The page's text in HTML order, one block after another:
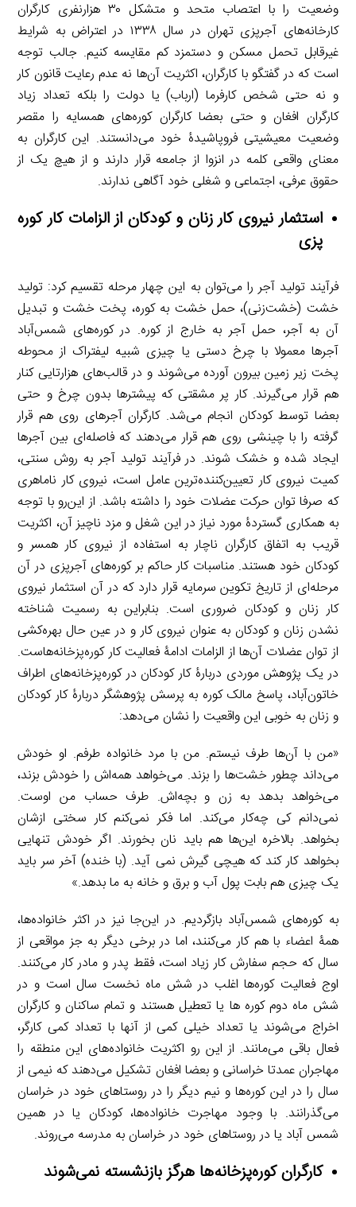
وضعیت را با اعتصاب متحد و متشکل ۳۰ هزارنفری کارگران
کارخانه‌های آجرپزی تهران در سال ۱۳۳۸ در اعتراض به شرایط
غیرقابل تحمل مسکن و دستمزد کم مقایسه کنیم. جالب توجه
است که در گفتگو با کارگران، اکثریت آن‌ها نه عدم رعایت قانون کار
و نه حتی شخص کارفرما (ارباب) یا دولت را بلکه تعداد زیاد
کارگران افغان و حتی بعضا کارگران کوره‌های همسایه را مقصر
وضعیت معیشیتی فروپاشیدۀ خود می‌دانستند. این کارگران به
معنای واقعی کلمه در انزوا از جامعه قرار دارند و از هیچ یک از
حقوق عرفی، اجتماعی و شغلی خود آگاهی ندارند.
استثمار نیروی کار زنان و کودکان از الزامات کار کوره
­پزی
فرآیند تولید آجر را می‌توان به این چهار مرحله تقسیم کرد: تولید
خشت (خشت‌زنی)، حمل خشت به کوره، پخت خشت و تبدیل
آن به آجر، حمل آجر به خارج از کوره. در کوره‌های شمس‌آباد
آجرها معمولا با چرخ دستی یا چیزی شبیه لیفتراک از محوطه
پخت زیر زمین بیرون آورده می‌شوند و در قالب‌های هزارتایی کنار
هم قرار می‌گیرند. کار پر مشقتی که پیشترها بدون چرخ و حتی
بعضا توسط کودکان انجام می‌شد. کارگران آجرهای روی هم قرار
گرفته را با چینشی روی هم قرار می‌دهند که فاصله‌ای بین آجرها
ایجاد شده و خشک شوند. در فرآیند تولید آجر به روش سنتی،
کمیت نیروی کار تعیین‌کننده‌ترین عامل است، نیروی کار ناماهری
که صرفا توان حرکت عضلات خود را داشته باشد. از این‌رو با توجه
به همکاری گستردۀ مورد نیاز در این شغل و مزد ناچیز آن، اکثریت
قریب به اتفاق کارگران ناچار به استفاده از نیروی کار همسر و
کودکان خود هستند. مناسبات کار حاکم بر کوره‌های آجرپزی در آن
مرحله‌ای از تاریخ تکوین سرمایه قرار دارد که در آن استثمار نیروی
کار زنان و کودکان ضروری است. بنابراین به رسمیت شناخته
نشدن زنان و کودکان به عنوان نیروی کار و در عین حال بهره‌کشی
از توان عضلات آن‌ها از الزامات ادامۀ فعالیت کار کوره‌پزخانه‌هاست.
در یک پژوهش موردی دربارۀ کار کودکان در کوره‌پزخانه‌های اطراف
خاتون‌آباد، پاسخ مالک کوره به پرسش پژوهشگر دربارۀ کار کودکان
و زنان به خوبی این واقعیت را نشان می‌دهد:
«من با آن‌ها طرف نیستم. من با مرد خانواده طرفم. او خودش
می‌داند چطور خشت‌ها را بزند. می‌خواهد همه‌اش را خودش بزند،
می‌خواهد بدهد به زن و بچه‌اش. طرف حساب من اوست.
نمی‌دانم کی چه‌کار می‌کند. اما فکر نمی‌کنم کار سختی ازشان
بخواهد. بالاخره این‌ها هم باید نان بخورند. اگر خودش تنهایی
بخواهد کار کند که هیچی گیرش نمی آید. (با خنده) آخر سر باید
یک چیزی هم بابت پول آب و برق و خانه به ما بدهد.»
به کوره‌های شمس‌آباد بازگردیم. در این‌جا نیز در اکثر خانواده‌ها،
همۀ اعضاء با هم کار می‌کنند، اما در برخی دیگر به جز مواقعی از
سال که حجم سفارش کار زیاد است، فقط پدر و مادر کار می‌کنند.
اوج فعالیت کوره‌ها اغلب در شش ماه نخست سال است و در
شش ماه دوم کوره ها یا تعطیل هستند و تمام ساکنان و کارگران
اخراج می‌شوند یا تعداد خیلی کمی از آنها با تعداد کمی کارگر،
فعال باقی می‌مانند. از این رو اکثریت خانواده‌های این منطقه را
مهاجران عمدتا خراسانی و بعضا افغان تشکیل می‌دهند که نیمی از
سال را در این کوره‌ها و نیم دیگر را در روستاهای خود در خراسان
می‌گذرانند. با وجود مهاجرت خانواده‌ها، کودکان یا در همین
شمس آباد یا در روستاهای خود در خراسان به مدرسه می‌روند.
کارگران کورهپزخانهها هرگز بازنشسته نمیشوند